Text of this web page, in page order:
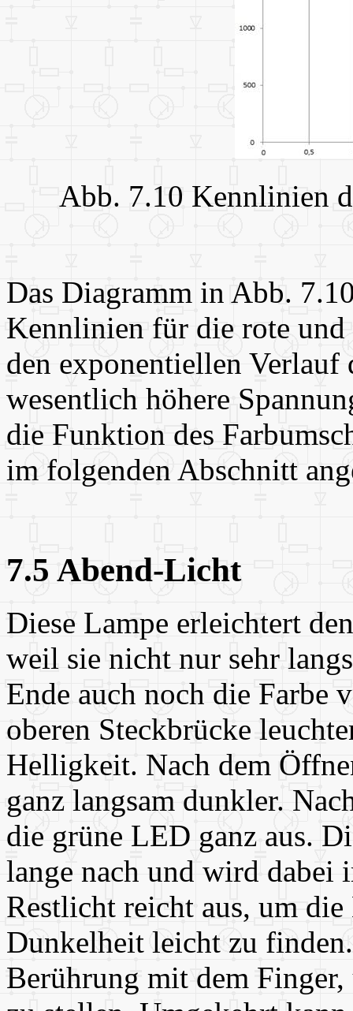
Abb. 7.10 Kennlinien
Das Diagramm in Abb.
Kennlinien für die rote
den exponentiellen
wesentlich höhere
die Funktion des
im folgenden Abschnitt
7.5 Abend-Licht
Diese Lampe erleichtert
weil sie nicht nur sehr
Ende auch noch die Farbe
oberen Steckbrücke
Helligkeit. Nach dem
ganz langsam dunkler.
die grüne LED ganz aus.
lange nach und wird dabei
Restlicht reicht aus, um
Dunkelheit leicht zu
Berührung mit dem